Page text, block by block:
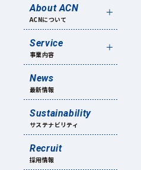
About ACN
ACNについて
Service
事業内容
News
最新情報
Sustainability
サステナビリティ
Recruit
採用情報